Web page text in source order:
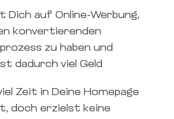
Dich auf Online-Werbung,
konvertierenden
zu haben und
dadurch viel Geld
Zeit in Deine Homepage
doch erzielst keine